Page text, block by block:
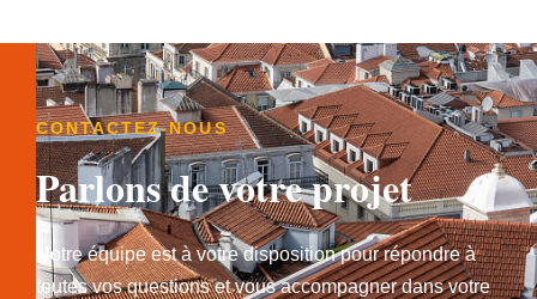
CONTACTEZ-NOUS
Parlons de votre projet
Notre équipe est à votre disposition pour répondre à
toutes vos questions et vous accompagner dans votre